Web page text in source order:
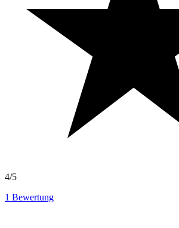
4/5
1 Bewertung